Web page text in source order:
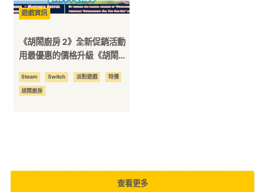
科
技
全
遊戲資訊
《胡鬧廚房 2》全新促銷活動
用最優惠的價格升級《胡鬧廚
Steam Switch 派對遊戲 特價
胡鬧廚房
查看更多